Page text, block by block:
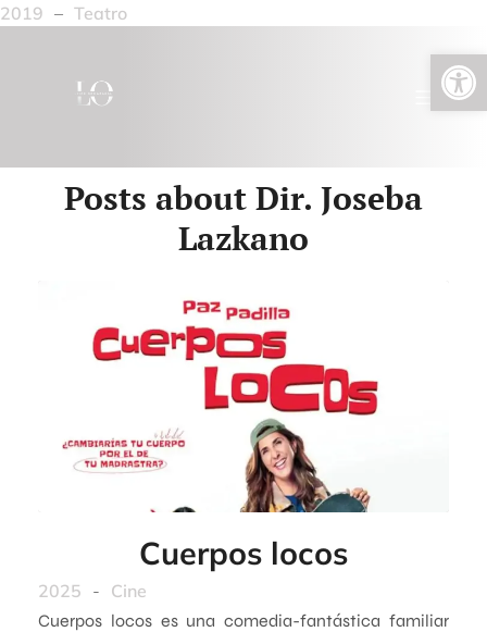
Abrir barra de herramientas
2019 – Teatro
Posts about Dir. Joseba
Lazkano
Cuerpos locos
2025 - Cine
Cuerpos locos es una comedia-fantástica familiar